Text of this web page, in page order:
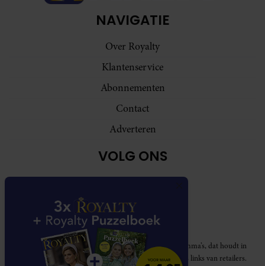
NAVIGATIE
Over Royalty
Klantenservice
Abonnementen
Contact
Adverteren
VOLG ONS
Royalty participeert in diverse affiliate marketing programma’s, dat houdt in
dat Royalty commissies ontvangt voor aankopen middels links van retailers.